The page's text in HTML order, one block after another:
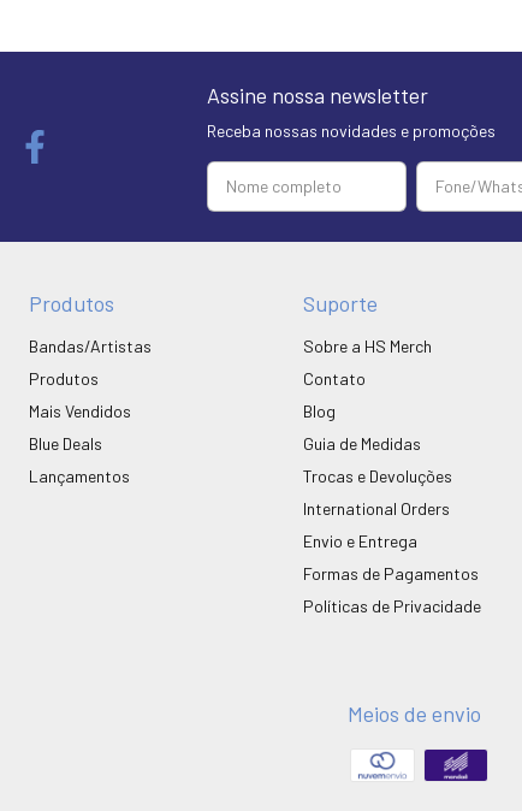
Assine nossa newsletter
Receba nossas novidades e promoções
Produtos
Bandas/Artistas
Produtos
Mais Vendidos
Blue Deals
Lançamentos
Suporte
Sobre a HS Merch
Contato
Blog
Guia de Medidas
Trocas e Devoluções
International Orders
Envio e Entrega
Formas de Pagamentos
Políticas de Privacidade
Meios de envio